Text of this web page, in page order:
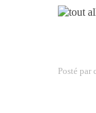
Posté par